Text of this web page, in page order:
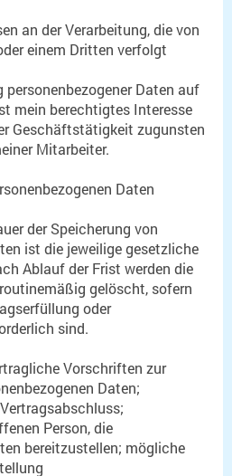
an der Verarbeitung, die von
einem Dritten verfolgt
personenbezogener Daten auf
mein berechtigtes Interesse
Geschäftstätigkeit zugunsten
Mitarbeiter.
Daten
der Speicherung von
ist die jeweilige gesetzliche
Ablauf der Frist werden die
gelöscht, sofern
oder
sind.
Vorschriften zur
Daten;
Person, die
bereitzustellen; mögliche